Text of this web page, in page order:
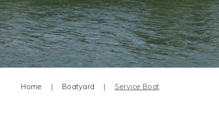
Home | Boatyard | Service Boat